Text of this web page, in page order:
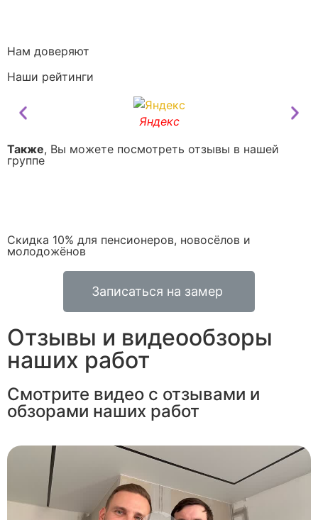
Нам доверяют
Наши рейтинги
Яндекс
Также, Вы можете посмотреть отзывы в нашей
группе
Скидка 10% для пенсионеров, новосёлов и
молодожёнов
Записаться на замер
Отзывы и видеообзоры
наших работ
Смотрите видео с отзывами и
обзорами наших работ